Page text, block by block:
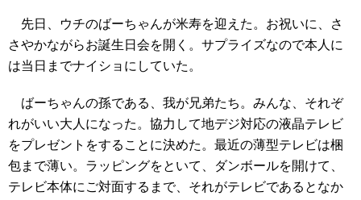
先日、ウチのばーちゃんが米寿を迎えた。お祝いに、さ
さやかながらお誕生日会を開く。サプライズなので本人に
は当日までナイショにしていた。
ばーちゃんの孫である、我が兄弟たち。みんな、それぞ
れがいい大人になった。協力して地デジ対応の液晶テレビ
をプレゼントをすることに決めた。最近の薄型テレビは梱
包まで薄い。ラッピングをといて、ダンボールを開けて、
テレビ本体にご対面するまで、それがテレビであるとなか